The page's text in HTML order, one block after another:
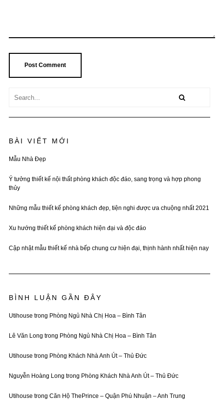
BÀI VIẾT MỚI
Mẫu Nhà Đẹp
Ý tưởng thiết kế nội thất phòng khách độc đáo, sang trọng và hợp phong
thủy
Những mẫu thiết kế phòng khách đẹp, tiện nghi được ưa chuộng nhất 2021
Xu hướng thiết kế phòng khách hiện đại và độc đáo
Cập nhật mẫu thiết kế nhà bếp chung cư hiện đại, thịnh hành nhất hiện nay
BÌNH LUẬN GẦN ĐÂY
Utihouse trong Phòng Ngủ Nhà Chị Hoa – Bình Tân
Lê Văn Long trong Phòng Ngủ Nhà Chị Hoa – Bình Tân
Utihouse trong Phòng Khách Nhà Anh Út – Thủ Đức
Nguyễn Hoàng Long trong Phòng Khách Nhà Anh Út – Thủ Đức
Utihouse trong Căn Hộ ThePrince – Quận Phú Nhuận – Anh Trung